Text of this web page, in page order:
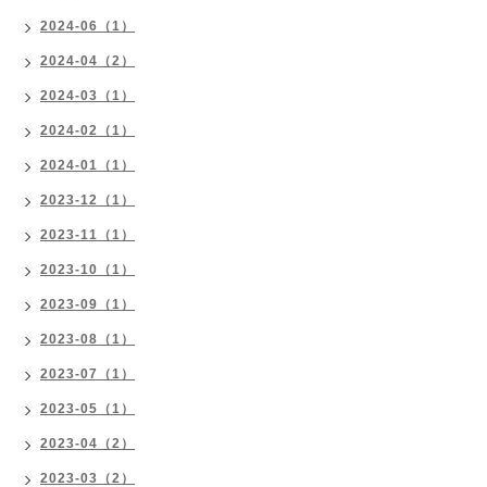
2024-06（1）
2024-04（2）
2024-03（1）
2024-02（1）
2024-01（1）
2023-12（1）
2023-11（1）
2023-10（1）
2023-09（1）
2023-08（1）
2023-07（1）
2023-05（1）
2023-04（2）
2023-03（2）